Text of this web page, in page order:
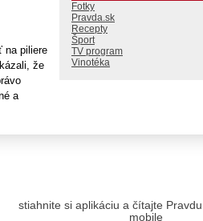
na piliere
že
a
Fotky
Pravda.sk
Recepty
Šport
TV program
Vinotéka
stiahnite si aplikáciu a čítajte
mobile